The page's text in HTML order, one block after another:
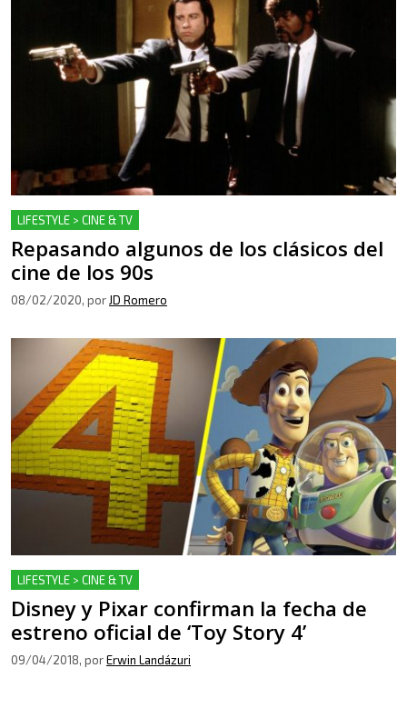
LIFESTYLE > CINE & TV
Repasando algunos de los clásicos del
cine de los 90s
08/02/2020, por JD Romero
LIFESTYLE > CINE & TV
Disney y Pixar confirman la fecha de
estreno oficial de ‘Toy Story 4’
09/04/2018, porErwin Landázuri